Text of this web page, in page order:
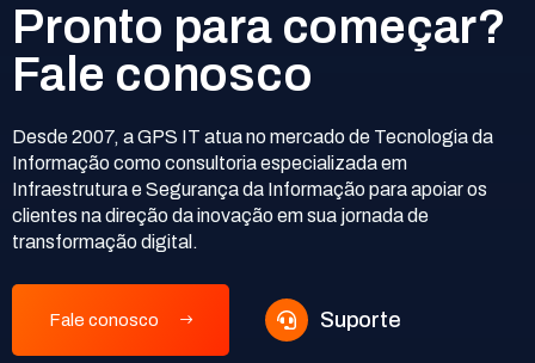
Pronto para começar?
Fale conosco
Desde 2007, a GPS IT atua no mercado de Tecnologia da
Informação como consultoria especializada em
Infraestrutura e Segurança da Informação para apoiar os
clientes na direção da inovação em sua jornada de
transformação digital.
Fale conosco Suporte